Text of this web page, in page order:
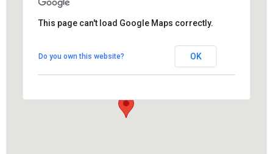
Plaça Cal Figueres 1 - Els Hostalets de Pierola
View Events
This page can't load Google Maps correctly.
Do you own this website? OK